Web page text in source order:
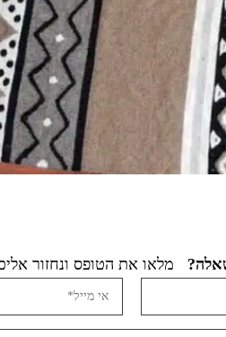
מלאו את הטופס ונחזור